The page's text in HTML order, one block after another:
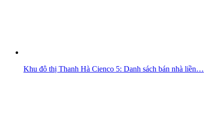
Khu đô thị Thanh Hà Cienco 5: Danh sách bán nhà liền…